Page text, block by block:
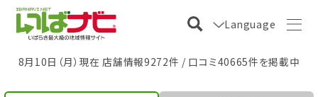
Language
8月10日（月）現在 店舗情報9272件 / 口コミ40665件を掲載中